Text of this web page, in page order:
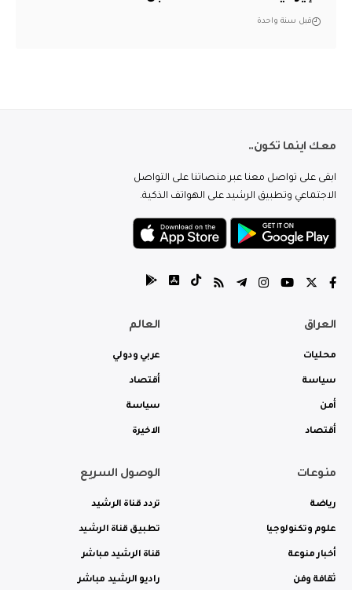
قبل سنة واحدة
معك اينما تكون..
ابقى على تواصل معنا عبر منصاتنا على التواصل
الاجتماعي وتطبيق الرشيد على الهواتف الذكية.
العراق
محليات
سياسة
أمن
أقتصاد
العالم
عربي ودولي
أقتصاد
سياسة
الاخيرة
منوعات
رياضة
علوم وتكنولوجيا
أخبار منوعة
ثقافة وفن
الوصول السريع
تردد قناة الرشيد
تطبيق قناة الرشيد
قناة الرشيد مباشر
راديو الرشيد مباشر